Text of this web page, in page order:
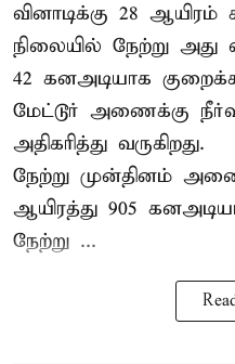
வினாடிக்கு 28
நிலையில் நேற்று அது
42 கனஅடியாக
மேட்டூர் அணைக்கு
அதிகரித்து வருகிறது.
நேற்று முன்தினம்
ஆயிரத்து 905
நேற்று ...